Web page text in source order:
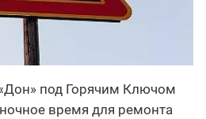
под Горячим Ключом
время для ремонта